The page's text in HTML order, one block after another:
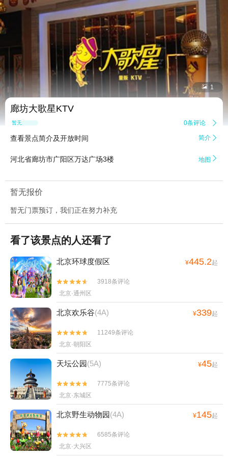
 1
廊坊大歌星KTV
暂无点评 0条评论 
查看景点简介及开放时间 简介 
河北省廊坊市广阳区万达广场3楼 地图 
暂无报价
暂无门票预订，我们正在努力补充
看了该景点的人还看了
北京环球度假区 ¥445.2起


3918条评论
北京·通州区
北京欢乐谷(4A) ¥339起


11249条评论
北京·朝阳区
天坛公园(5A) ¥45起


7775条评论
北京·东城区
北京野生动物园(4A) ¥145起


6585条评论
北京·大兴区
